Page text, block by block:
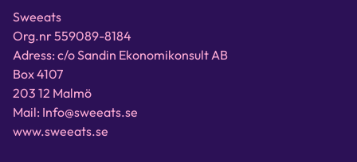
Sweeats
Org.nr 559089-8184
Adress: c/o Sandin Ekonomikonsult AB
Box 4107
203 12 Malmö
Mail: Info@sweeats.se
www.sweeats.se